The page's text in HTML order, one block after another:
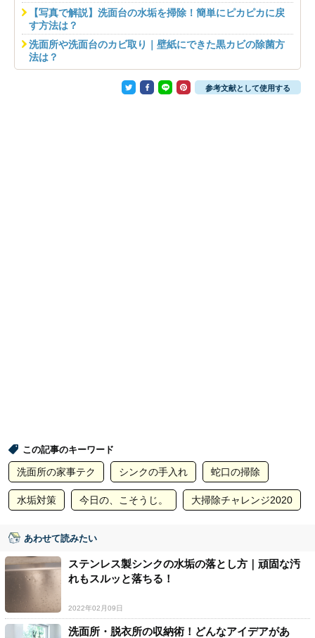
【写真で解説】洗面台の水垢を掃除！簡単にピカピカに戻
す方法は？
洗面所や洗面台のカビ取り｜壁紙にできた黒カビの除菌方
法は？
参考文献として使用する
この記事のキーワード
洗面所の家事テク シンクの手入れ 蛇口の掃除
水垢対策 今日の、こそうじ。 大掃除チャレンジ2020
あわせて読みたい
ステンレス製シンクの水垢の落とし方｜頑固な汚
れもスルッと落ちる！
2022年02月09日
洗面所・脱衣所の収納術！どんなアイデアがあ